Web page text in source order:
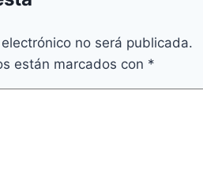
no será publicada.
están marcados con *